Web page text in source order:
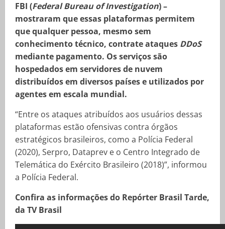
FBI (Federal Bureau of Investigation) –
mostraram que essas plataformas permitem
que qualquer pessoa, mesmo sem
conhecimento técnico, contrate ataques DDoS
mediante pagamento. Os serviços são
hospedados em servidores de nuvem
distribuídos em diversos países e utilizados por
agentes em escala mundial.
“Entre os ataques atribuídos aos usuários dessas
plataformas estão ofensivas contra órgãos
estratégicos brasileiros, como a Polícia Federal
(2020), Serpro, Dataprev e o Centro Integrado de
Telemática do Exército Brasileiro (2018)”, informou
a Polícia Federal.
Confira as informações do Repórter Brasil Tarde,
da TV Brasil